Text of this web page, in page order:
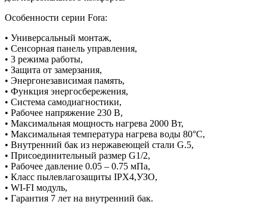
Особенности серии Fora:
• Универсальный монтаж,
• Сенсорная панель управления,
• 3 режима работы,
• Защита от замерзания,
• Энергонезависимая память,
• Функция энергосбережения,
• Система самодиагностики,
• Рабочее напряжение 230 В,
• Максимальная мощность нагрева 2000 Вт,
• Максимальная температура нагрева воды 80°С,
• Внутренний бак из нержавеющей стали G.5,
• Присоединительный размер G1/2,
• Рабочее давление 0.05 – 0.75 мПа,
• Класс пылевлагозащиты IPX4,УЗО,
• WI-FI модуль,
• Гарантия 7 лет на внутренний бак.